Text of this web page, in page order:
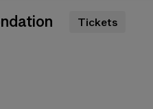
Tickets